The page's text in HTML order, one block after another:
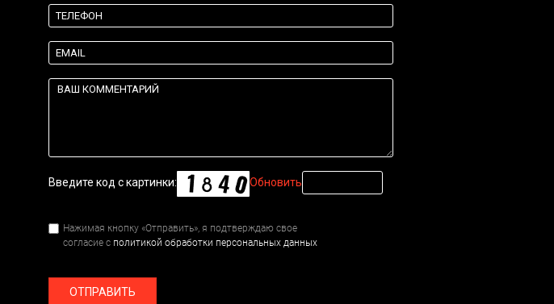
Введите код с картинки: Обновить
Нажимая кнопку «Отправить», я подтверждаю свое
согласие с политикой обработки персональных данных
ОТПРАВИТЬ